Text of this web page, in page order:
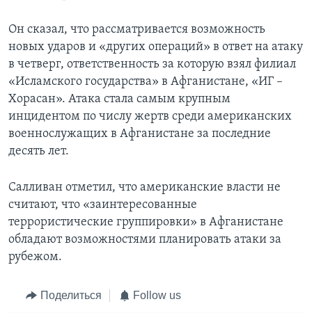
Он сказал, что рассматривается возможность
новых ударов и «других операций» в ответ на атаку
в четверг, ответственность за которую взял филиал
«Исламского государства» в Афганистане, «ИГ –
Хорасан». Атака стала самым крупным
инцидентом по числу жертв среди американских
военнослужащих в Афганистане за последние
десять лет.
Салливан отметил, что американские власти не
считают, что «заинтересованные
террористические группировки» в Афганистане
обладают возможностями планировать атаки за
рубежом.
Поделиться Follow us